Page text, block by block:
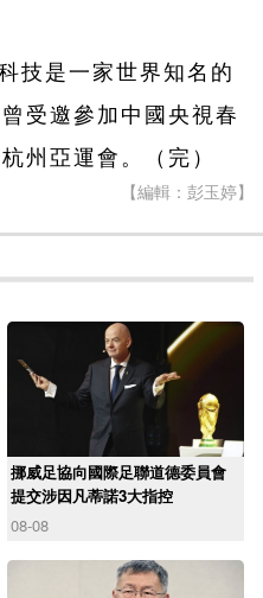
技是一家世界知名的
受邀參加中國央視春
州亞運會。（完）
【編輯：彭玉婷】
挪威足協向國際足聯道德委員會
提交涉因凡蒂諾3大指控
08-08